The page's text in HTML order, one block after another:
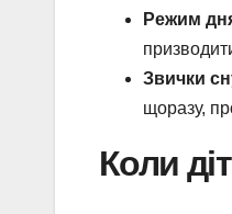
Режим
Звички
щоразу,
Коли